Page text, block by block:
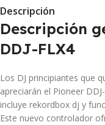
Descripción
Descripción
DDJ-FLX4
Los DJ principiantes que
apreciarán el Pioneer
incluye rekordbox dj y
Este nuevo controlador